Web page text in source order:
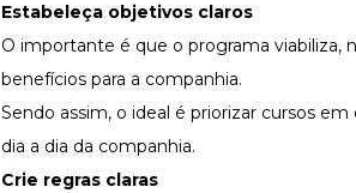
Estabeleça objetivos claros
O importante é que o programa viabiliza,
benefícios para a companhia.
Sendo assim, o ideal é priorizar cursos
dia a dia da companhia.
Crie regras claras